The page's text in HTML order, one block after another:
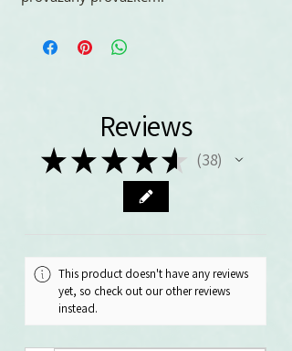
Reviews
★ ★★★★ 38
38
This product doesn't have any reviews
yet, so check out our other reviews
instead.